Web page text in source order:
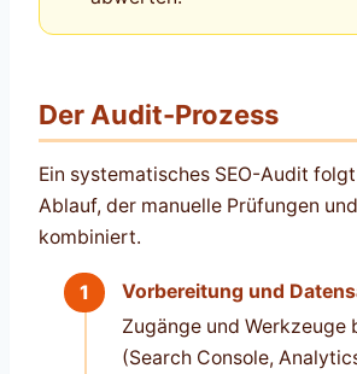
Der Audit-Prozess
Ein systematisches SEO-Audit
Ablauf, der manuelle Prüfungen
kombiniert.
Vorbereitung und
Zugänge und Werkzeuge
(Search Console,